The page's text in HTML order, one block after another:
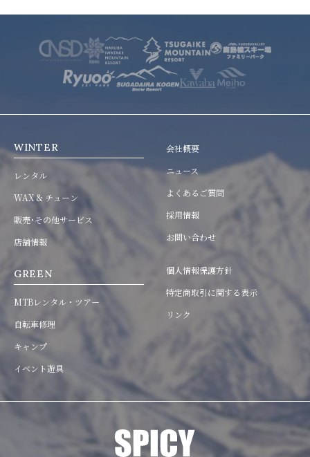
WINTER
レンタル
WAX & チューン
販売･その他サービス
店舗情報
GREEN
MTBレンタル・ツアー
自転車修理
キャンプ
イベント遊具
会社概要
ニュース
よくあるご質問
採用情報
お問い合わせ
個人情報保護方針
特定商取引に関する表示
リンク